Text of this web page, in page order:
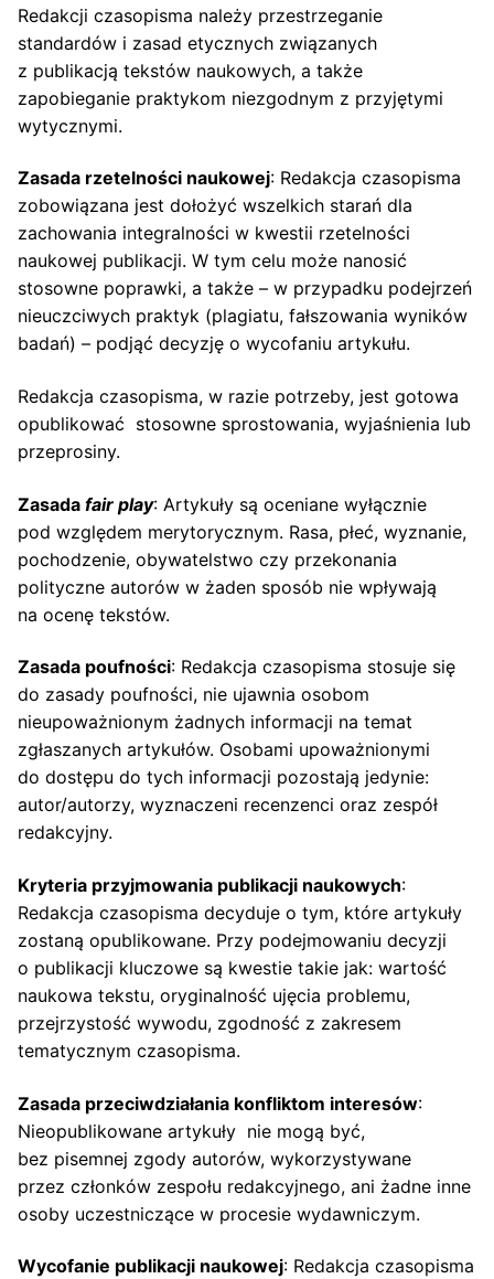
Redakcji czasopisma należy przestrzeganie
standardów i zasad etycznych związanych
z publikacją tekstów naukowych, a także
zapobieganie praktykom niezgodnym z przyjętymi
wytycznymi.
Zasada rzetelności naukowej: Redakcja czasopisma
zobowiązana jest dołożyć wszelkich starań dla
zachowania integralności w kwestii rzetelności
naukowej publikacji. W tym celu może nanosić
stosowne poprawki, a także – w przypadku podejrzeń
nieuczciwych praktyk (plagiatu, fałszowania wyników
badań) – podjąć decyzję o wycofaniu artykułu.
Redakcja czasopisma, w razie potrzeby, jest gotowa
opublikować stosowne sprostowania, wyjaśnienia lub
przeprosiny.
Zasada fair play: Artykuły są oceniane wyłącznie
pod względem merytorycznym. Rasa, płeć, wyznanie,
pochodzenie, obywatelstwo czy przekonania
polityczne autorów w żaden sposób nie wpływają
na ocenę tekstów.
Zasada poufności: Redakcja czasopisma stosuje się
do zasady poufności, nie ujawnia osobom
nieupoważnionym żadnych informacji na temat
zgłaszanych artykułów. Osobami upoważnionymi
do dostępu do tych informacji pozostają jedynie:
autor/autorzy, wyznaczeni recenzenci oraz zespół
redakcyjny.
Kryteria przyjmowania publikacji naukowych:
Redakcja czasopisma decyduje o tym, które artykuły
zostaną opublikowane. Przy podejmowaniu decyzji
o publikacji kluczowe są kwestie takie jak: wartość
naukowa tekstu, oryginalność ujęcia problemu,
przejrzystość wywodu, zgodność z zakresem
tematycznym czasopisma.
Zasada przeciwdziałania konfliktom interesów:
Nieopublikowane artykuły nie mogą być,
bez pisemnej zgody autorów, wykorzystywane
przez członków zespołu redakcyjnego, ani żadne inne
osoby uczestniczące w procesie wydawniczym.
Wycofanie publikacji naukowej: Redakcja czasopisma